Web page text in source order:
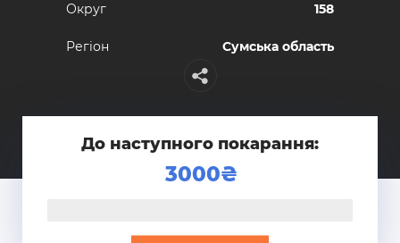
Округ 158
Регiон Сумська область
До наступного покарання:
3000